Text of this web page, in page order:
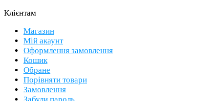
Клієнтам
Магазин
Мій акаунт
Оформлення замовлення
Кошик
Обране
Порівняти товари
Замовлення